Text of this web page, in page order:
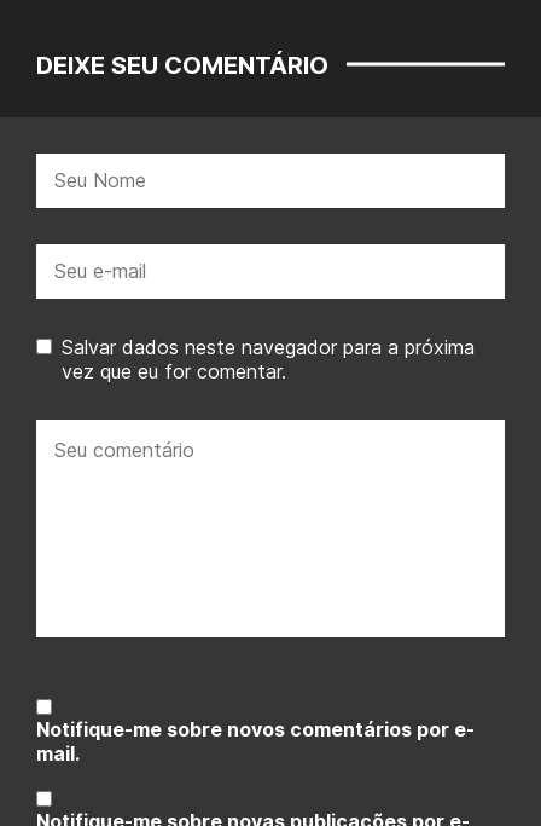
DEIXE SEU COMENTÁRIO
mail:
Salvar dados neste navegador para a próxima
vez que eu for comentar.
comentário:
Notifique-me sobre novos comentários por e-
mail.
Notifique-me sobre novas publicações por e-